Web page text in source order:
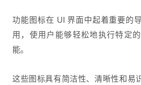
功能图标在 UI 界面中起着重要的
用，使用户能够轻松地执行特定
能。
这些图标具有简洁性、清晰性和易